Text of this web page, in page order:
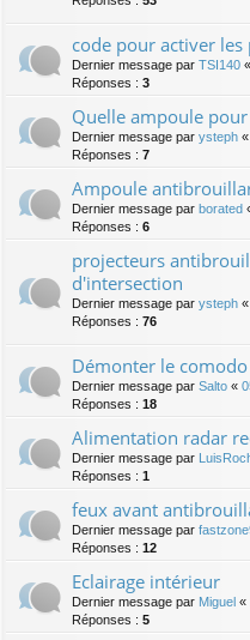
code pour activer les
Dernier message par TSI140 «
Réponses : 3
Quelle ampoule
Dernier message par ysteph «
Réponses : 7
Ampoule
Dernier message par borated
Réponses : 6
projecteurs
d'intersection
Dernier message par ysteph «
Réponses : 76
Démonter le
Dernier message par Salto «
Réponses : 18
Alimentation radar
Dernier message par
Réponses : 1
feux avant
Dernier message par
Réponses : 12
Eclairage intérieur
Dernier message par Miguel «
Réponses : 5